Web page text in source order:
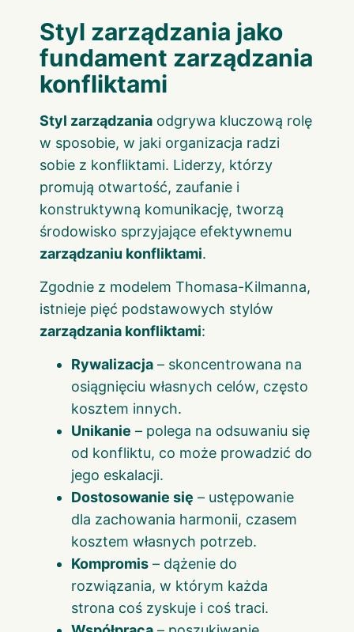
Styl zarządzania jako
fundament zarządzania
konfliktami
Styl zarządzania odgrywa kluczową rolę
w sposobie, w jaki organizacja radzi
sobie z konfliktami. Liderzy, którzy
promują otwartość, zaufanie i
konstruktywną komunikację, tworzą
środowisko sprzyjające efektywnemu
zarządzaniu konfliktami.
Zgodnie z modelem Thomasa-Kilmanna,
istnieje pięć podstawowych stylów
zarządzania konfliktami:
Rywalizacja – skoncentrowana na
osiągnięciu własnych celów, często
kosztem innych.
Unikanie – polega na odsuwaniu się
od konfliktu, co może prowadzić do
jego eskalacji.
Dostosowanie się – ustępowanie
dla zachowania harmonii, czasem
kosztem własnych potrzeb.
Kompromis – dążenie do
rozwiązania, w którym każda
strona coś zyskuje i coś traci.